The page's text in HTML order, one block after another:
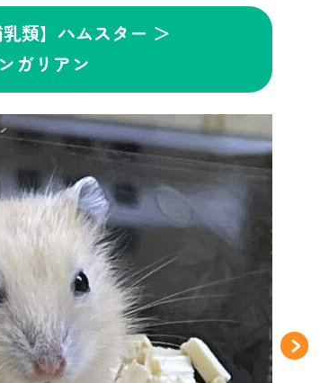
類】ハムスター ＞
ガリアン